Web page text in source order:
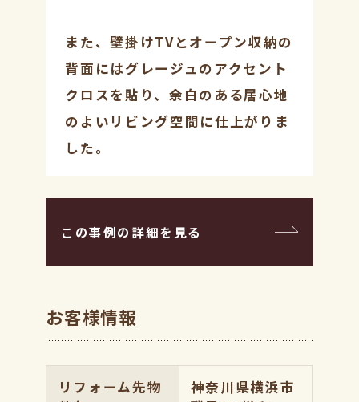
また、壁掛けTVとオープン収納の
背面にはグレージュのアクセント
クロスを貼り、余白のある居心地
のよいリビング空間に仕上がりま
した。
この事例の詳細を見る
お客様情報
リフォーム先物
神奈川県横浜市